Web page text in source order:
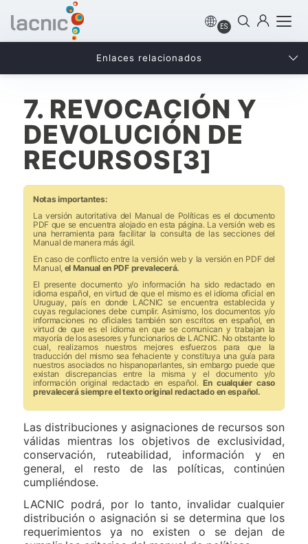
ES
7. REVOCACIÓN Y
DEVOLUCIÓN DE
RECURSOS[3]
Notas importantes:
La versión autoritativa del Manual de Políticas es el documento
PDF que se encuentra alojado en esta página. La versión web es
una herramienta para facilitar la consulta de las secciones del
Manual de manera más ágil.
En caso de conflicto entre la versión web y la versión en PDF del
Manual, el Manual en PDF prevalecerá.
­El presente documento y/o información ha sido redactado en
idioma español, en virtud de que el mismo es el idioma oficial en
Uruguay, país en donde LACNIC se encuentra establecida y
cuyas regulaciones debe cumplir. Asimismo, los documentos y/o
informaciones no oficiales también son escritos en español, en
virtud de que es el idioma en que se comunican y trabajan la
mayoría de los asesores y funcionarios de LACNIC. No obstante lo
cual, realizamos nuestros mejores esfuerzos para que la
traducción del mismo sea fehaciente y constituya una guía para
nuestros asociados no hispanoparlantes, sin embargo puede que
existan discrepancias entre la misma y el documento y/o
información original redactado en español.En cualquier caso
prevalecerá siempre el texto original redactado en español.
Las distribuciones y asignaciones de recursos son
válidas mientras los objetivos de exclusividad,
conservación, ruteabilidad, información y en
general, el resto de las políticas, continúen
cumpliéndose.
LACNIC podrá, por lo tanto, invalidar cualquier
distribución o asignación si se determina que los
requerimientos ya no existen o se dejan de
Enlaces relacionados